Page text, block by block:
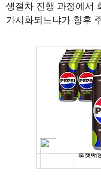
생절차 진행 과정에서
가시화되느냐가 향후